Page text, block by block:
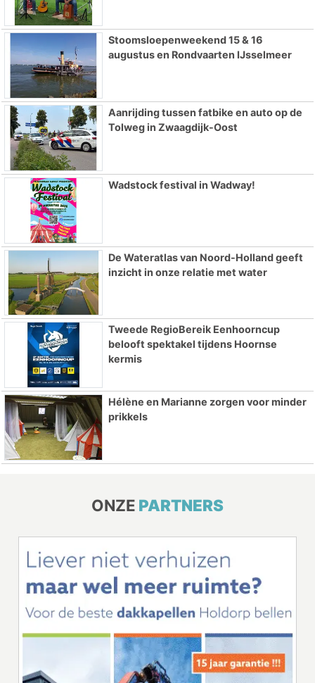
Stoomsloepenweekend 15 & 16
augustus en Rondvaarten IJsselmeer
Aanrijding tussen fatbike en auto op de
Tolweg in Zwaagdijk-Oost
Wadstock festival in Wadway!
De Wateratlas van Noord-Holland geeft
inzicht in onze relatie met water
Tweede RegioBereik Eenhoorncup
belooft spektakel tijdens Hoornse
kermis
Hélène en Marianne zorgen voor minder
prikkels
ONZE PARTNERS